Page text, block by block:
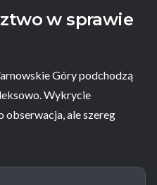
w sprawie
Góry podchodzą
Wykrycie
ale szereg